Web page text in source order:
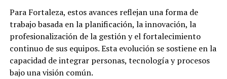
Para Fortaleza, estos avances reflejan una forma de
trabajo basada en la planificación, la innovación, la
profesionalización de la gestión y el fortalecimiento
continuo de sus equipos. Esta evolución se sostiene en la
capacidad de integrar personas, tecnología y procesos
bajo una visión común.